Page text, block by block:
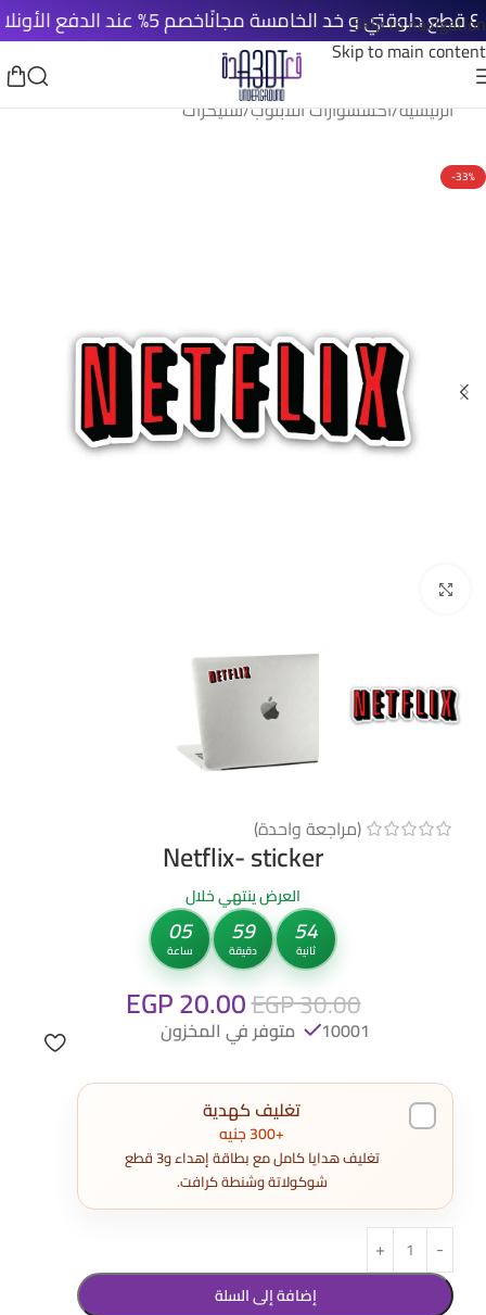
Skip to navigation
Skip to main content
خصم 5% عند الدفع الأونلاين
الرئيسية/اكسسوارات اللابتوب/ستيكرات
-33%
(مراجعة واحدة)
Netflix- sticker
العرض ينتهي خلال
05
ساعة
59
دقيقة
53
ثانية
EGP30.00
EGP20.00
10001 متوفر في المخزون
تغليف كهدية
+300 جنيه
تغليف هدايا كامل مع بطاقة إهداء و3 قطع
شوكولاتة وشنطة كرافت.
إضافة إلى السلة